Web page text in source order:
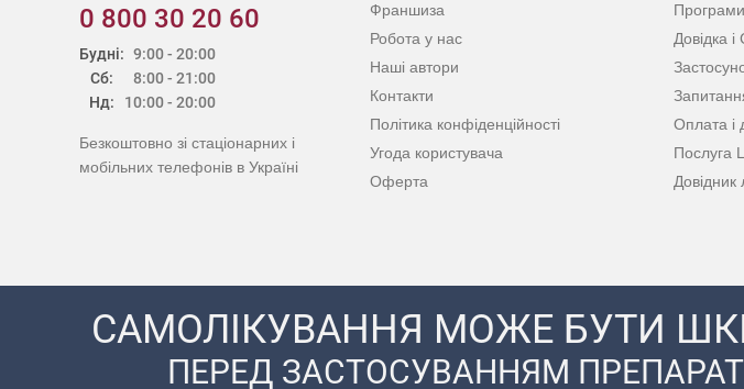
0 800 30 20 60
Будні:
Сб:
Нд:
9:00 - 20:00
8:00 - 21:00
10:00 - 20:00
Безкоштовно зі стаціонарних і
мобільних телефонів в Україні
Франшиза
Робота у нас
Наші автори
Контакти
Політика конфіденційності
Угода користувача
Оферта
Програми
Довідка
Оплата і
Послуга
Довідник
САМОЛІКУВАННЯ МОЖЕ БУТИ
ПЕРЕД ЗАСТОСУВАННЯМ